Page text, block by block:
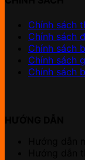
Chính sách
Chính sách
Chính sách
Chính sách
Chính sách